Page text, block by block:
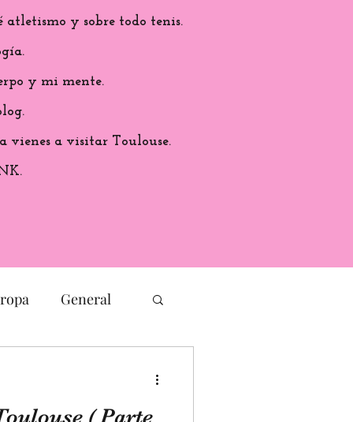
atletismo y sobre todo tenis.
y mi mente.
vienes a visitar Toulouse.
General
( Parte